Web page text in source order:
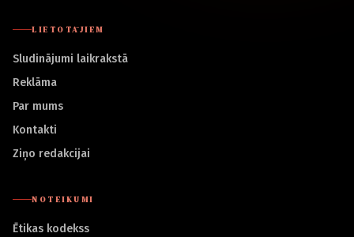
LIETOTĀJIEM
Sludinājumi laikrakstā
Reklāma
Par mums
Kontakti
Ziņo redakcijai
NOTEIKUMI
Ētikas kodekss